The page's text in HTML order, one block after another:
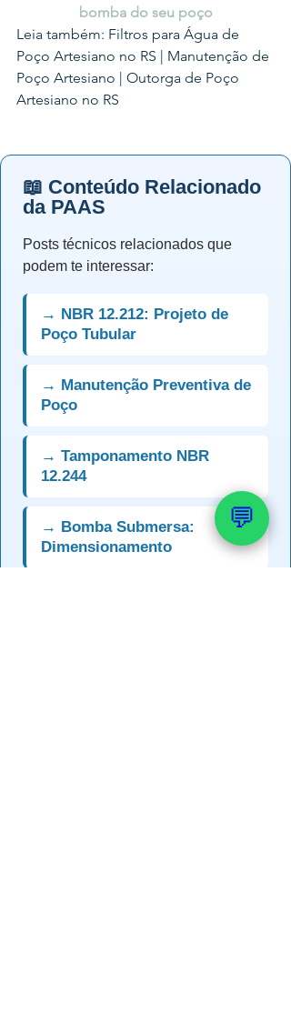
bomba do seu poço
Leia também: Filtros para Água de
Poço Artesiano no RS | Manutenção de
Poço Artesiano | Outorga de Poço
Artesiano no RS
📖 Conteúdo Relacionado
da PAAS
Posts técnicos relacionados que
podem te interessar:
→ NBR 12.212: Projeto de
Poço Tubular
→ Manutenção Preventiva de
Poço
→ Tamponamento NBR
12.244
→ Bomba Submersa:
Dimensionamento
💬